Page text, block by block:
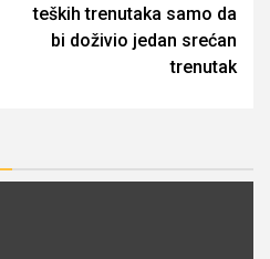
teških trenutaka samo da
bi doživio jedan srećan
trenutak